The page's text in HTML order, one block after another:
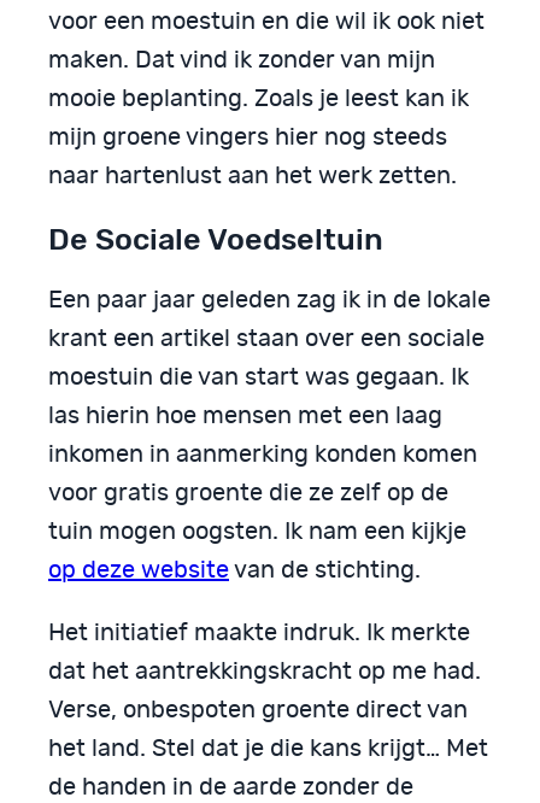
voor een moestuin en die wil ik ook niet
maken. Dat vind ik zonder van mijn
mooie beplanting. Zoals je leest kan ik
mijn groene vingers hier nog steeds
naar hartenlust aan het werk zetten.
De Sociale Voedseltuin
Een paar jaar geleden zag ik in de lokale
krant een artikel staan over een sociale
moestuin die van start was gegaan. Ik
las hierin hoe mensen met een laag
inkomen in aanmerking konden komen
voor gratis groente die ze zelf op de
tuin mogen oogsten. Ik nam een kijkje
op deze website van de stichting.
Het initiatief maakte indruk. Ik merkte
dat het aantrekkingskracht op me had.
Verse, onbespoten groente direct van
het land. Stel dat je die kans krijgt… Met
de handen in de aarde zonder de